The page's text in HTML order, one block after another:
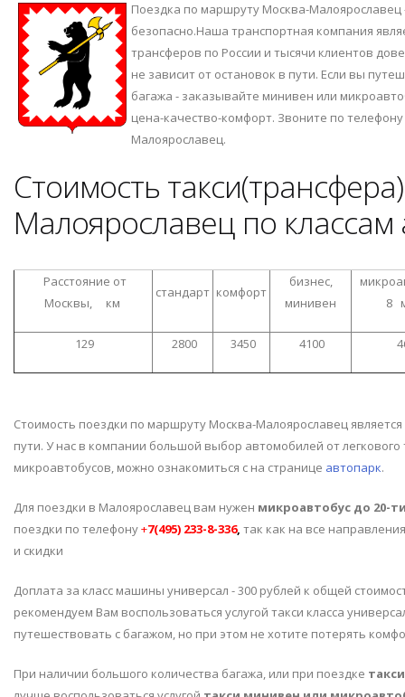
Поездка по маршруту Москва-
безопасно.Наша транспортная компания
трансферов по России и тысячи клиентов
не зависит от остановок в пути. Если вы
багажа - заказывайте минивен или
цена-качество-комфорт. Звоните по телефону
Малоярославец.
Стоимость
Малоярославец по
Расстояние от
Москвы, км
стандарт комфорт
бизнес,
минивен
8
129 2800 3450 4100
Стоимость поездки по маршруту Москва-Малоярославец
пути. У нас в компании большой выбор автомобилей от
микроавтобусов, можно ознакомиться с на странице автопарк.
Для поездки в Малоярославец вам нужен микроавтобус до 20-
поездки по телефону+7(495) 233-8-336, так как на все
и скидки
Доплата за класс машины универсал - 300 рублей к общей
рекомендуем Вам воспользоваться услугой такси класса
путешествовать с багажом, но при этом не хотите потерять
При наличии большого количества багажа, или при поездке